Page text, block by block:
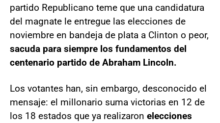
partido Republicano teme que una candidatura
del magnate le entregue las elecciones de
noviembre en bandeja de plata a Clinton o peor,
sacuda para siempre los fundamentos del
centenario partido de Abraham Lincoln.
Los votantes han, sin embargo, desconocido el
mensaje: el millonario suma victorias en 12 de
los 18 estados que ya realizaron elecciones